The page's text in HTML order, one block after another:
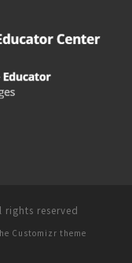
rights reserved
Customizr theme